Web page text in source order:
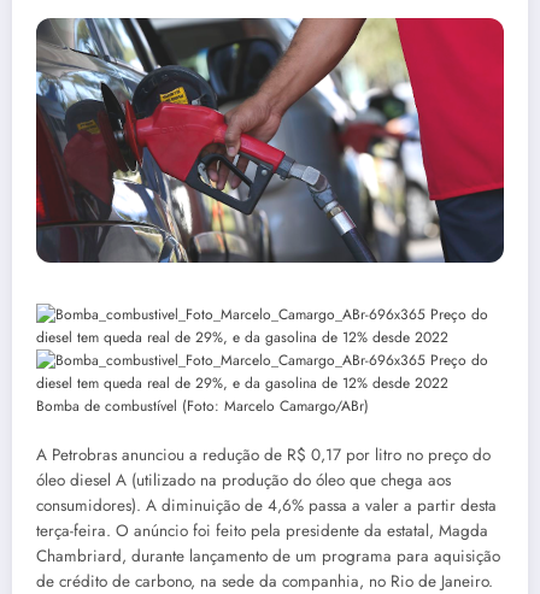
Bomba de combustível (Foto: Marcelo Camargo/ABr)
A Petrobras anunciou a redução de R$ 0,17 por litro no preço do
óleo diesel A (utilizado na produção do óleo que chega aos
consumidores). A diminuição de 4,6% passa a valer a partir desta
terça-feira. O anúncio foi feito pela presidente da estatal, Magda
Chambriard, durante lançamento de um programa para aquisição
de crédito de carbono, na sede da companhia, no Rio de Janeiro.